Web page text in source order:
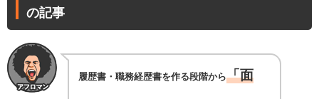
の記事
履歴書・職務経歴書を作る段階から「面